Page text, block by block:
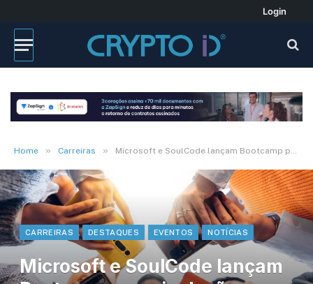
Login
Home » Carreiras » Microsoft e SoulCode lançam Bootcamp para inclusão digital e empregabilidade de pessoas com deficiência
CARREIRAS DESTAQUES EVENTOS NOTÍCIAS
Microsoft e SoulCode lançam